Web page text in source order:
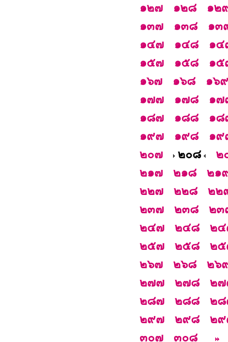
๑๒๗
๑๒๘
๑๒
๑๓๗
๑๓๘
๑๓
๑๔๗
๑๔๘
๑๔
๑๕๗
๑๕๘
๑๕
๑๖๗
๑๖๘
๑๖๙
๑๗๗
๑๗๘
๑๗
๑๘๗
๑๘๘
๑๘
๑๙๗
๑๙๘
๑๙
๒๐๗
๒๐๘
๒
๒๑๗
๒๑๘
๒๑
๒๒๗
๒๒๘
๒๒
๒๓๗
๒๓๘
๒๓
๒๔๗
๒๔๘
๒
๒๕๗
๒๕๘
๒
๒๖๗
๒๖๘
๒๖
๒๗๗
๒๗๘
๒
๒๘๗
๒๘๘
๒
๒๙๗
๒๙๘
๒
๓๐๗
๓๐๘